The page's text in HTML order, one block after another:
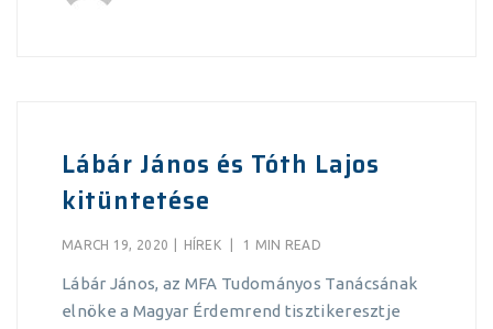
Lábár János és Tóth Lajos
kitüntetése
MARCH 19, 2020 HÍREK 1 MIN READ
Lábár János, az MFA Tudományos Tanácsának
elnöke a Magyar Érdemrend tisztikeresztje